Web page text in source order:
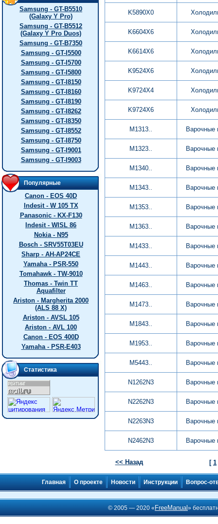
Samsung - GT-B5510
(Galaxy Y Pro)
Samsung - GT-B5512
(Galaxy Y Pro Duos)
Samsung - GT-B7350
Samsung - GT-I5500
Samsung - GT-I5700
Samsung - GT-I5800
Samsung - GT-I8150
Samsung - GT-I8160
Samsung - GT-I8190
Samsung - GT-I8262
Samsung - GT-I8350
Samsung - GT-I8552
Samsung - GT-I8750
Samsung - GT-I9001
Samsung - GT-I9003
Популярные
Canon - EOS 40D
Indesit - W 105 TX
Panasonic - KX-F130
Indesit - WISL 86
Nokia - N95
Bosch - SRV55T03EU
Sharp - AH-AP24CE
Yamaha - PSR-550
Tomahawk - TW-9010
Thomas - Twin TT
Aquafilter
Ariston - Margherita 2000
(ALS 88 X)
Ariston - AVSL 105
Ariston - AVL 100
Canon - EOS 400D
Yamaha - PSR-E403
Статистика
K5890X0
K6604X6
K6614X6
K9524X6
K9724X4
K9724X6
M1313.. Варочные
M1323.. Варочные
M1340.. Варочные
M1343.. Варочные
M1353.. Варочные
M1363.. Варочные
M1433.. Варочные
M1443.. Варочные
M1463.. Варочные
M1473.. Варочные
M1843.. Варочные
M1953.. Варочные
M5443.. Варочные
N1262N3 Варочные
N2262N3 Варочные
N2263N3 Варочные
N2462N3 Варочные
<< Назад [ 1
Главная О проекте Новости Инструкции Вопрос-
© 2005 — 2020 « FreeManual»